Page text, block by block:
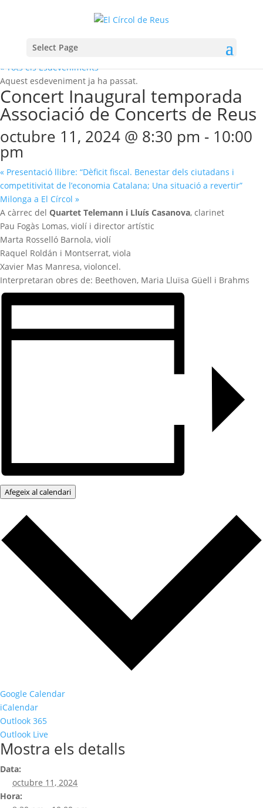
Select Page
« Tots els Esdeveniments
Aquest esdeveniment ja ha passat.
Concert Inaugural temporada
Associació de Concerts de Reus
octubre 11, 2024 @ 8:30 pm - 10:00
pm
« Presentació llibre: “Dèficit fiscal. Benestar dels ciutadans i
competitivitat de l’economia Catalana; Una situació a revertir”
Milonga a El Círcol »
A càrrec del Quartet Telemann i Lluís Casanova, clarinet
Pau Fogàs Lomas, violí i director artístic
Marta Rosselló Barnola, violí
Raquel Roldán i Montserrat, viola
Xavier Mas Manresa, violoncel.
Interpretaran obres de: Beethoven, Maria Lluïsa Güell i Brahms
Afegeix al calendari
Google Calendar
iCalendar
Outlook 365
Outlook Live
Mostra els detalls
Data:
octubre 11, 2024
Hora: